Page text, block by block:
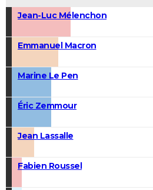
Jean-Luc Mélenchon
Emmanuel Macron
Marine Le Pen
Éric Zemmour
Jean Lassalle
Fabien Roussel